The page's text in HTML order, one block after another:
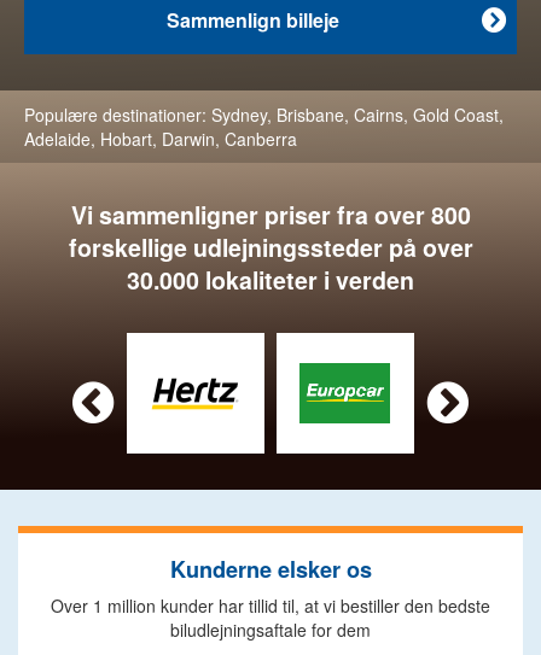

Sammenlign billeje
Populære destinationer: Sydney, Brisbane, Cairns, Gold Coast,
Adelaide, Hobart, Darwin, Canberra
Vi sammenligner priser fra over 800
forskellige udlejningssteder på over
30.000 lokaliteter i verden
 
Kunderne elsker os
Over 1 million kunder har tillid til, at vi bestiller den bedste
biludlejningsaftale for dem